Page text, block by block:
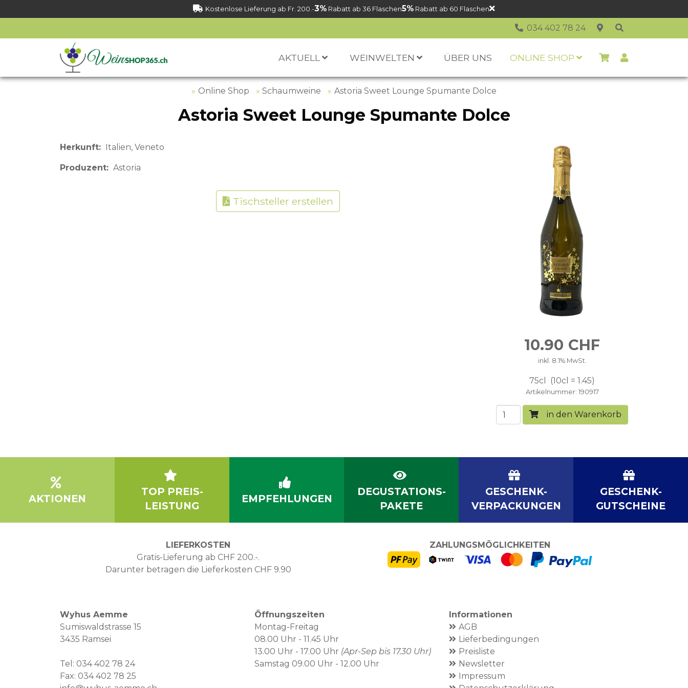
Kostenlose Lieferung ab Fr. 200.-3%Rabatt ab 36 Flaschen5%Rabatt ab 60 Flaschen
034 402 78 24
AKTUELL WEINWELTEN ÜBER UNS ONLINE SHOP
Online Shop Schaumweine Astoria Sweet Lounge Spumante Dolce
Astoria Sweet Lounge Spumante Dolce
10.90 CHF
inkl. 8.1% MwSt.
75cl 10cl = 1.45
Artikelnummer 190917
in den Warenkorb
Herkunft Italien Veneto
Produzent Astoria
Tischsteller erstellen
AKTIONEN
TOP PREIS-
LEISTUNG
EMPFEHLUNGEN
DEGUSTATIONS-
PAKETE
GESCHENK-
VERPACKUNGEN
GESCHENK-
GUTSCHEINE
LIEFERKOSTEN
Gratis-Lieferung ab CHF 200.-.
Darunter betragen die Lieferkosten CHF 9.90
ZAHLUNGSMÖGLICHKEITEN
Wyhus Aemme
Sumiswaldstrasse 15
3435 Ramsei
Tel: 034 402 78 24
Fax: 034 402 78 25
Öffnungszeiten
Montag-Freitag
08.00 Uhr - 11.45 Uhr
13.00 Uhr - 17.00 Uhr (Apr-Sep bis 17.30 Uhr)
Samstag 09.00 Uhr - 12.00 Uhr
Informationen
AGB
Lieferbedingungen
Preisliste
Newsletter
Impressum